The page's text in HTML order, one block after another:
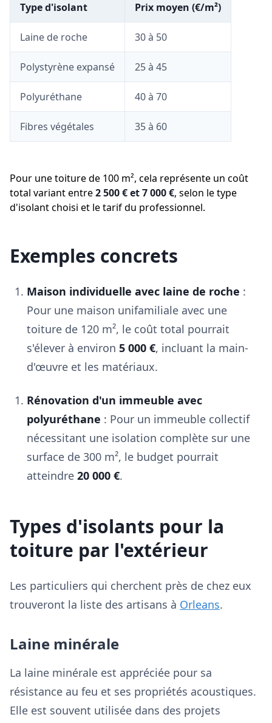
Type d'isolant Prix moyen (€/m²)
Laine de roche 30 à 50
Polystyrène expansé 25 à 45
Polyuréthane 40 à 70
Fibres végétales 35 à 60
Pour une toiture de 100 m², cela représente un coût
total variant entre2 500 € et 7 000 €, selon le type
d'isolant choisi et le tarif du professionnel.
Exemples concrets
Maison individuelle avec laine de roche :
Pour une maison unifamiliale avec une
toiture de 120 m², le coût total pourrait
s'élever à environ 5 000 €, incluant la main-
d'œuvre et les matériaux.
Rénovation d'un immeuble avec
polyuréthane : Pour un immeuble collectif
nécessitant une isolation complète sur une
surface de 300 m², le budget pourrait
atteindre 20 000 €.
Types d'isolants pour la
toiture par l'extérieur
Les particuliers qui cherchent près de chez eux
trouveront la liste des artisans à Orleans.
Laine minérale
La laine minérale est appréciée pour sa
résistance au feu et ses propriétés acoustiques.
Elle est souvent utilisée dans des projets